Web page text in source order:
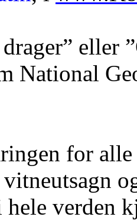
eller ”
National
for alle
verden